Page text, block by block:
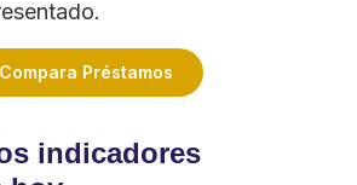
Compara Préstamos
indicadores